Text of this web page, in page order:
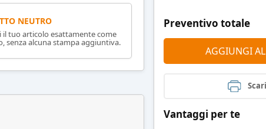
NEUTRO
il tuo articolo esattamente come
senza alcuna stampa aggiuntiva.
Preventivo totale
AGGIUNGI
Vantaggi per te